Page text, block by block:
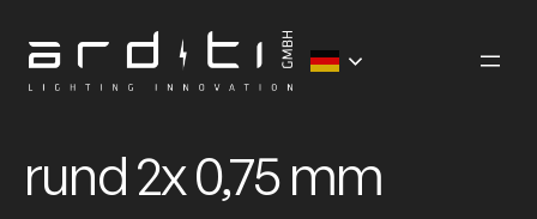
Inhalt
springen
rund 2x 0,75 mm